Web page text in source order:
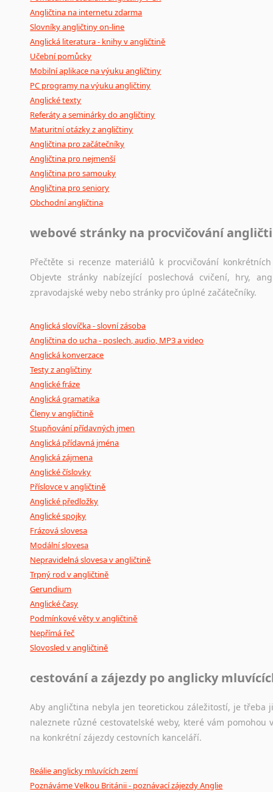
Angličtina na internetu zdarma
Slovníky angličtiny on-line
Anglická literatura - knihy v angličtině
Učební pomůcky
Mobilní aplikace na výuku angličtiny
PC programy na výuku angličtiny
Anglické texty
Referáty a seminárky do angličtiny
Maturitní otázky z angličtiny
Angličtina pro začátečníky
Angličtina pro nejmenší
Angličtina pro samouky
Angličtina pro seniory
Obchodní angličtina
webové stránky na procvičování
Přečtěte si recenze materiálů k procvičování
Objevte stránky nabízející poslechová cvičení, hry,
zpravodajské weby nebo stránky pro úplné začátečníky.
Anglická slovíčka - slovní zásoba
Angličtina do ucha - poslech, audio, MP3 a video
Anglická konverzace
Testy z angličtiny
Anglické fráze
Anglická gramatika
Členy v angličtině
Stupňování přídavných jmen
Anglická přídavná jména
Anglická zájmena
Anglické číslovky
Příslovce v angličtině
Anglické předložky
Anglické spojky
Frázová slovesa
Modální slovesa
Nepravidelná slovesa v angličtině
Trpný rod v angličtině
Gerundium
Anglické časy
Podmínkové věty v angličtině
Nepřímá řeč
Slovosled v angličtině
cestování a zájezdy po anglicky
Aby angličtina nebyla jen teoretickou záležitostí, je
naleznete různé cestovatelské weby, které vám
na konkrétní zájezdy cestovních kanceláří.
Reálie anglicky mluvících zemí
Poznáváme Velkou Británii - poznávací zájezdy Anglie